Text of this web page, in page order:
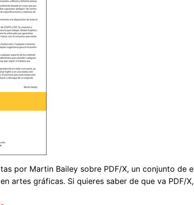
por Martin Bailey sobre PDF/X, un conjunto
artes gráficas. Si quieres saber de que va PDF/